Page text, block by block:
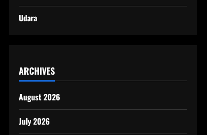
Udara
ARCHIVES
August 2026
July 2026